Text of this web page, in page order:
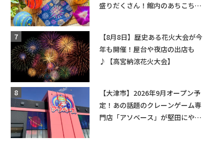
盛りだくさん！館内のあちこちに
【8月8日】歴史ある花火大会が今
年も開催！屋台や夜店の出店も
♪【高宮納涼花火大会】
【大津市】2026年9月オープン予
定！あの話題のクレーンゲーム専
門店「アソベース」が堅田にやっ